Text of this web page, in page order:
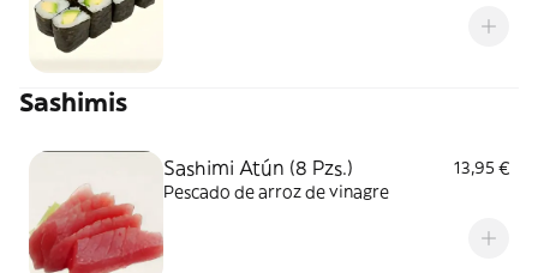
Sashimis
Sashimi Atún (8 Pzs.)
13,95 €
Pescado de arroz de vinagre